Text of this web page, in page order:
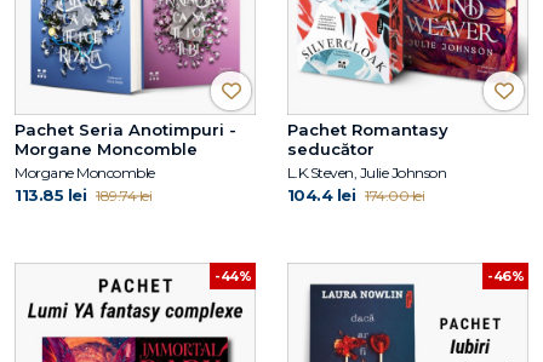
Pachet Seria Anotimpuri -
Morgane Moncomble
Morgane Moncomble
113.85 lei 189.74 lei
Pachet Romantasy
seducător
L.K.Steven, Julie Johnson
104.4 lei 174.00 lei
-44% -46%